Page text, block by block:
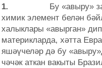
1. Бу «авыру»
химик элемент белән
халыклары «авырган»
материкларда, хәтта
яшәүчеләр дә бу
чәчәк аткан вакыты